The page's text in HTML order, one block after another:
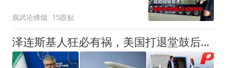
观武论烽烟 15跟贴
泽连斯基人狂必有祸，美国打退堂鼓后，伊朗开始找乌克兰秋后算账